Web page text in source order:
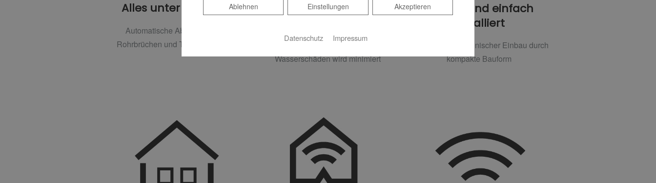
Alles unter Kontrolle
Automatische Absperrung bei
Rohrbrüchen und Tropfenleckagen
Entspannen und Geld
Das Risiko von größeren
Wasserschäden wird minimiert
Schnell und einfach
installiert
Einfacher fachmännischer Einbau durch
kompakte Bauform
Akzeptieren
Einstellungen
Ablehnen
Ablehnen
Datenschutz Impressum